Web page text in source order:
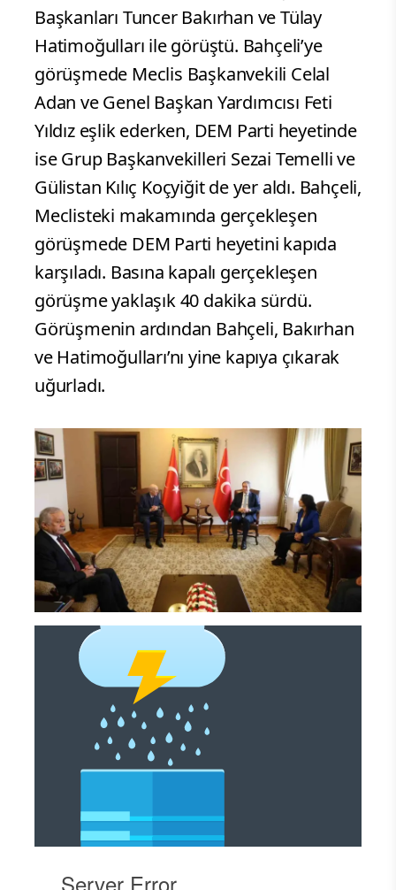
Başkanları Tuncer Bakırhan ve Tülay
Hatimoğulları ile görüştü. Bahçeli’ye
görüşmede Meclis Başkanvekili Celal
Adan ve Genel Başkan Yardımcısı Feti
Yıldız eşlik ederken, DEM Parti heyetinde
ise Grup Başkanvekilleri Sezai Temelli ve
Gülistan Kılıç Koçyiğit de yer aldı. Bahçeli,
Meclisteki makamında gerçekleşen
görüşmede DEM Parti heyetini kapıda
karşıladı. Basına kapalı gerçekleşen
görüşme yaklaşık 40 dakika sürdü.
Görüşmenin ardından Bahçeli, Bakırhan
ve Hatimoğulları’nı yine kapıya çıkarak
uğurladı.